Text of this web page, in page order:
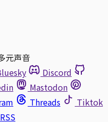
元声音
Discord
Mastodon
Threads
Tiktok
RSS